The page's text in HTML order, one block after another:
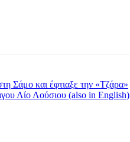
Σάμο και έφτιαξε την «Τζάρα»
Λίο Λούσιου (also in English)